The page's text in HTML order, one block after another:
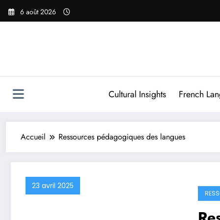
Aller
6 août 2026
Cultural Insights French
Accueil Ressources pédagogiques des langues
23 avril 2025